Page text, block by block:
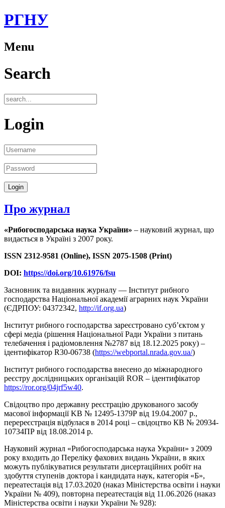
РГНУ
Menu
Search
Login
Про журнал
«Рибогосподарська наука України» – науковий журнал, що
видається в Україні з 2007 року.
ISSN 2312-9581 (Online), ISSN 2075-1508 (Print)
DOI: https://doi.org/10.61976/fsu
Засновник та видавник журналу — Інститут рибного
господарства Національної академії аграрних наук України
(ЄДРПОУ: 04372342, http://if.org.ua)
Інститут рибного господарства зареєстровано суб’єктом у
сфері медіа (рішення Національної Ради України з питань
телебачення і радіомовлення №2787 від 18.12.2025 року) –
ідентифікатор R30-06738 (https://webportal.nrada.gov.ua/)
Інститут рибного господарства внесено до міжнародного
реєстру дослідницьких організацій ROR – ідентифікатор
https://ror.org/04jrf5w40.
Свідоцтво про державну реєстрацію друкованого засобу
масової інформації KB № 12495-1379Р від 19.04.2007 р.,
перереєстрація відбулася в 2014 році – свідоцтво КВ № 20934-
10734ПР від 18.08.2014 р.
Науковий журнал «Рибогосподарська наука України» з 2009
року входить до Переліку фахових видань України, в яких
можуть публікуватися результати дисертаційних робіт на
здобуття ступенів доктора і кандидата наук, категорія «Б»,
переатестація від 17.03.2020 (наказ Міністерства освіти і науки
України № 409), повторна переатестація від 11.06.2026 (наказ
Міністерства освіти і науки України № 928):